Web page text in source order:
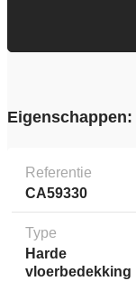
Eigenschappen:
Referentie
CA59330
Type
Harde
vloerbedekking